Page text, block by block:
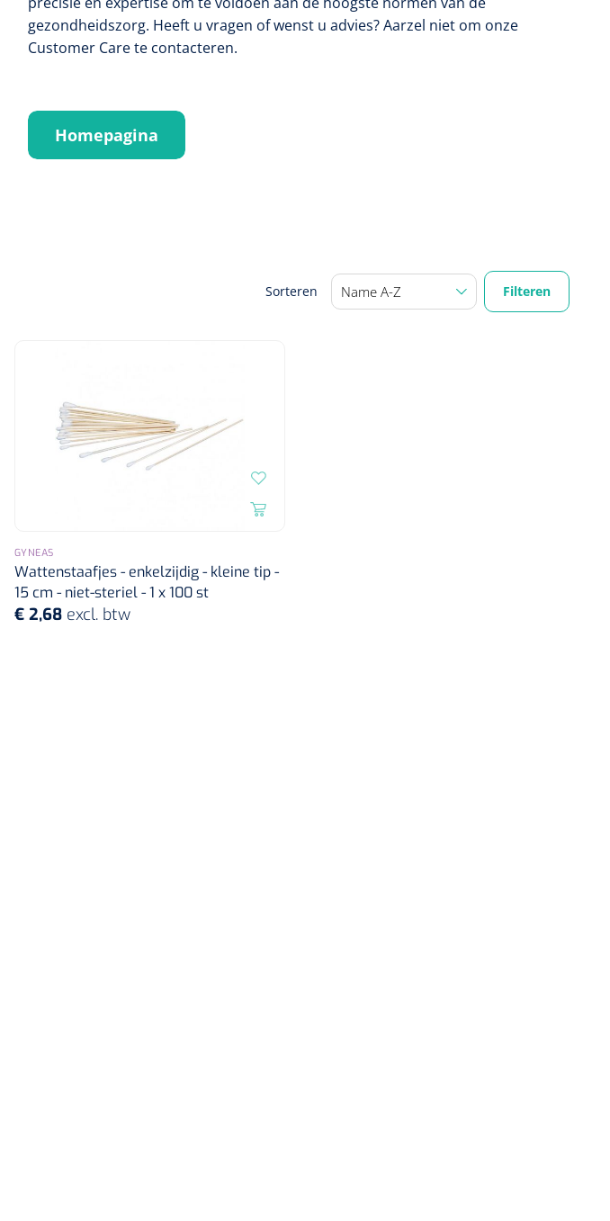
gezondheidszorg. Heeft u vragen of wenst u advies? Aarzel niet om onze
Customer Care te contacteren.
Homepagina
Sorteren Filteren
GYNEAS
Wattenstaafjes - enkelzijdig - kleine tip -
15 cm - niet-steriel - 1 x 100 st
€ 2,68 excl. btw